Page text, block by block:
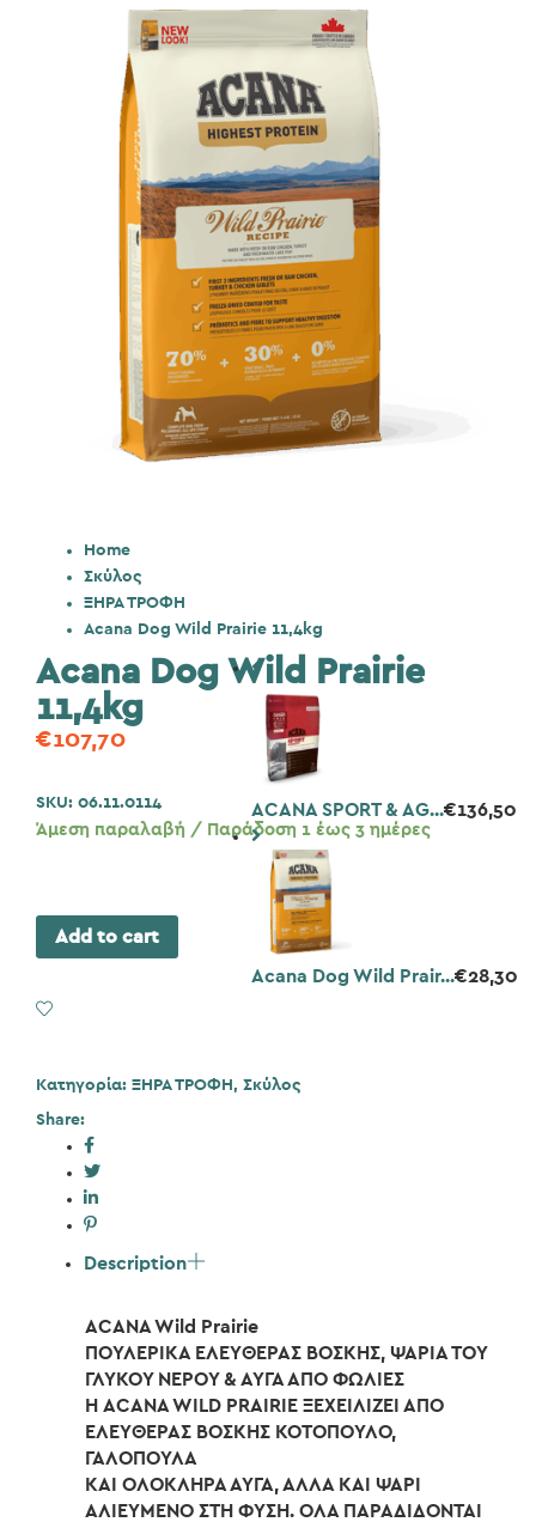
Home
Σκύλος
ΞΗΡΑ ΤΡΟΦΗ
Acana Dog Wild Prairie 11,4kg
ACANA SPORT & AG...€136,50
Acana Dog Wild Prair...€28,30
Acana Dog Wild Prairie
11,4kg
€107,70
SKU: 06.11.0114
Άμεση παραλαβή / Παράδοση 1 έως 3 ημέρες
Add to cart
Κατηγορία: ΞΗΡΑ ΤΡΟΦΗ , Σκύλος
Share:
Description
ACANA Wild Prairie
ΠΟΥΛΕΡΙΚΑ ΕΛΕΥΘΕΡΑΣ ΒΟΣΚΗΣ, ΨΑΡΙΑ ΤΟΥ
ΓΛΥΚΟΥ ΝΕΡΟΥ & ΑΥΓΑ ΑΠΟ ΦΩΛΙΕΣ
Η ACANA WILD PRAIRIE ΞΕΧΕΙΛΙΖΕΙ ΑΠΟ
ΕΛΕΥΘΕΡΑΣ ΒΟΣΚΗΣ ΚΟΤΟΠΟΥΛΟ,
ΓΑΛΟΠΟΥΛΑ
ΚΑΙ ΟΛΟΚΛΗΡΑ ΑΥΓΑ, ΑΛΛΑ ΚΑΙ ΨΑΡΙ
ΑΛΙΕΥΜΕΝΟ ΣΤΗ ΦΥΣΗ. ΟΛΑ ΠΑΡΑΔΙΔΟΝΤΑΙ